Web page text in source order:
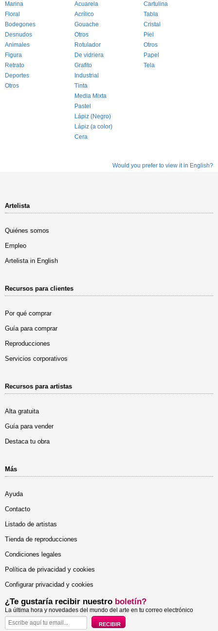
Marina
Floral
Bodegones
Desnudos
Animales
Figura
Retrato
Deportes
Otros
Acuarela
Acrílico
Gouache
Otros
Rotulador
De vidriera
Grafito
Industrial
Tinta
Media Mixta
Pastel
Lápiz (Negro)
Lápiz (a color)
Cera
Cartulina
Tabla
Cristal
Piel
Otros
Papel
Tela
Would you prefer to view it in English?
Artelista
Quiénes somos
Empleo
Artelista in English
Recursos para clientes
Por qué comprar
Guía para comprar
Reproducciones
Servicios corporativos
Recursos para artistas
Alta gratuita
Guía para vender
Destaca tu obra
Más
Ayuda
Contacto
Listado de artistas
Tienda de reproducciones
Condiciones legales
Política de privacidad y cookies
Configurar privacidad y cookies
¿Te gustaría recibir nuestro boletín?
La última hora y novedades del mundo del arte en tu correo electrónico